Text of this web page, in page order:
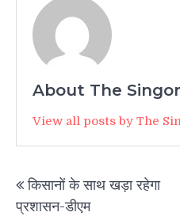
About The
View all posts by The
Post
navigation
किसानों के साथ खड़ा रहेगा
प्रशासन-डीएम